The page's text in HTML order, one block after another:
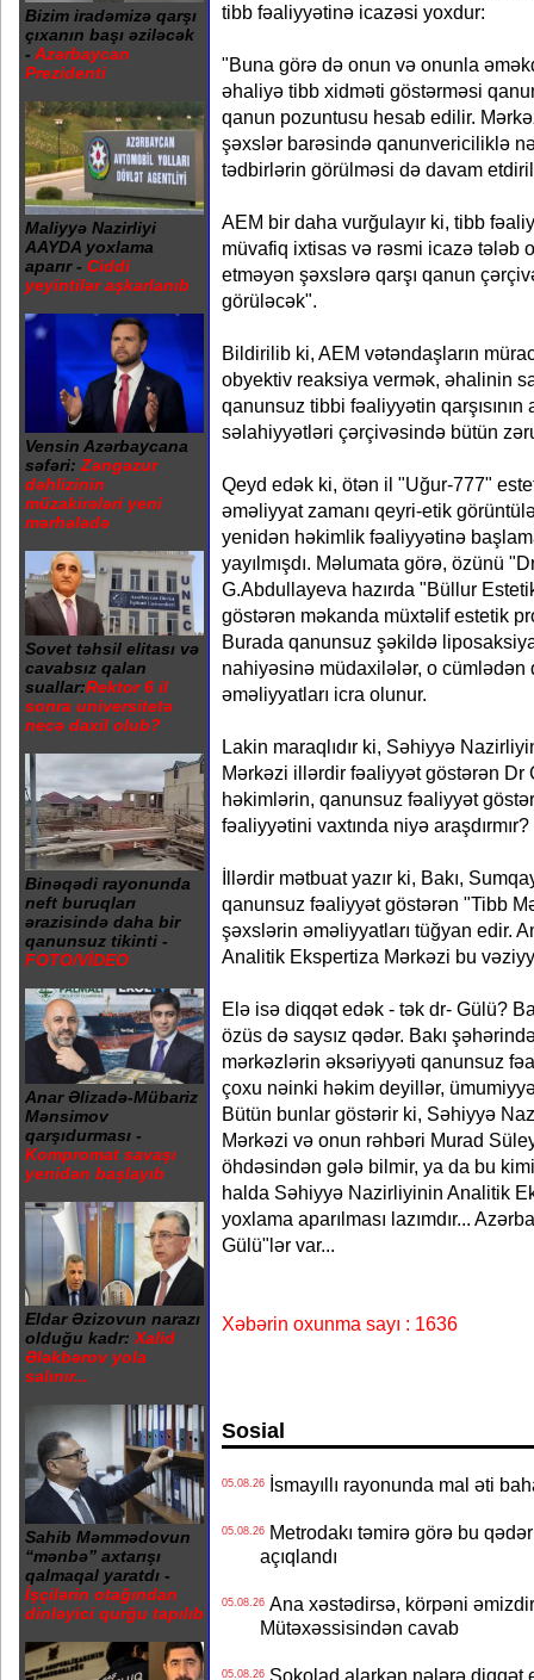
Bizim iradəmizə qarşı
çıxanın başı əziləcək
- Azərbaycan
Prezidenti
Maliyyə Nazirliyi
AAYDA yoxlama
aparır - Ciddi
yeyintilər aşkarlanıb
Vensin Azərbaycana
səfəri: Zəngəzur
dəhlizinin
müzakirələri yeni
mərhələdə
Sovet təhsil elitası və
cavabsız qalan
suallar:Rektor 6 il
sonra universitetə
necə daxil olub?
Binəqədi rayonunda
neft buruqları
ərazisində daha bir
qanunsuz tikinti -
FOTO/VİDEO
Anar Əlizadə-Mübariz
Mənsimov
qarşıdurması -
Kompromat savaşı
yenidən başlayıb
Eldar Əzizovun narazı
olduğu kadr: Xalid
Ələkbərov yola
salınır...
Sahib Məmmədovun
“mənbə” axtarışı
qalmaqal yaratdı -
İşçilərin otağından
dinləyici qurğu tapılıb
tibb fəaliyyətinə icazəsi yoxdur:
"Buna görə də onun və onunla
əhaliyə tibb xidməti göstərməsi
qanun pozuntusu hesab edilir.
şəxslər barəsində qanunvericiliklə
tədbirlərin görülməsi də davam
AEM bir daha vurğulayır ki, tibb
müvafiq ixtisas və rəsmi icazə tələb
etməyən şəxslərə qarşı qanun
görüləcək".
Bildirilib ki, AEM vətəndaşların
obyektiv reaksiya vermək, əhalinin
qanunsuz tibbi fəaliyyətin qarşısının
səlahiyyətləri çərçivəsində bütün
Qeyd edək ki, ötən il "Uğur-777"
əməliyyat zamanı qeyri-etik
yenidən həkimlik fəaliyyətinə
yayılmışdı. Məlumata görə, özünü
G.Abdullayeva hazırda "Büllur
göstərən məkanda müxtəlif estetik
Burada qanunsuz şəkildə
nahiyəsinə müdaxilələr, o cümlədən
əməliyyatları icra olunur.
Lakin maraqlıdır ki, Səhiyyə
Mərkəzi illərdir fəaliyyət göstərən Dr
həkimlərin, qanunsuz fəaliyyət
fəaliyyətini vaxtında niyə araşdırmır?
İllərdir mətbuat yazır ki, Bakı,
qanunsuz fəaliyyət göstərən "Tibb
şəxslərin əməliyyatları tüğyan edir.
Analitik Ekspertiza Mərkəzi bu
Elə isə diqqət edək - tək dr- Gülü?
özüs də saysız qədər. Bakı
mərkəzlərin əksəriyyəti qanunsuz
çoxu nəinki həkim deyillər,
Bütün bunlar göstərir ki, Səhiyyə
Mərkəzi və onun rəhbəri Murad
öhdəsindən gələ bilmir, ya da bu
halda Səhiyyə Nazirliyinin Analitik
yoxlama aparılması lazımdır...
Gülü"lər var...
Xəbərin oxunma sayı : 1636
Sosial
05.08.26İsmayıllı rayonunda mal əti
05.08.26Metrodakı təmirə görə bu
açıqlandı
05.08.26Ana xəstədirsə, körpəni
Mütəxəssisindən cavab
05.08.26Şokolad alarkən nələrə diqqət